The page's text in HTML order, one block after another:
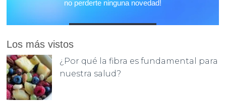
Los más vistos
¿Por qué la fibra es fundamental para
nuestra salud?